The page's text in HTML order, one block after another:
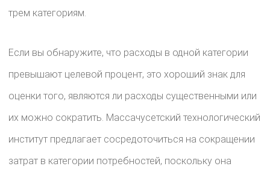
трем категориям.
Если вы обнаружите, что расходы в одной категории
превышают целевой процент, это хороший знак для
оценки того, являются ли расходы существенными или
их можно сократить. Массачусетский технологический
институт предлагает сосредоточиться на сокращении
затрат в категории потребностей, поскольку она